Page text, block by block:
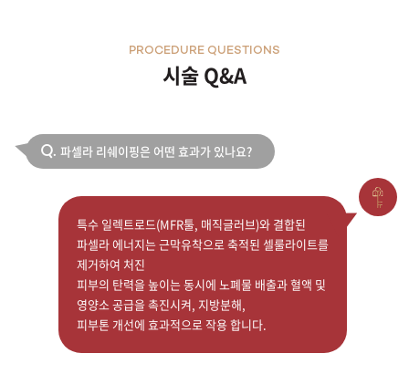
시술 Q&A
PROCEDURE QUESTIONS
Q. 파셀라 리쉐이핑은 어떤 효과가 있나요?
특수 일렉트로드(MFR툴, 매직글러브)와 결합된
파셀라 에너지는 근막유착으로 축적된 셀룰라이트를
제거하여 처진
피부의 탄력을 높이는 동시에 노폐물 배출과 혈액 및
영양소 공급을 촉진시켜, 지방분해,
피부톤 개선에 효과적으로 작용 합니다.